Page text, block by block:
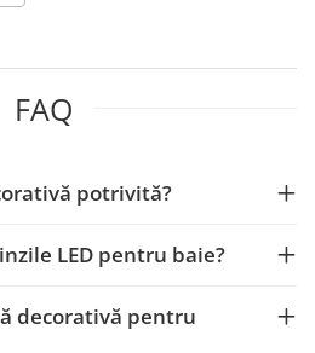
FAQ
potrivită?
LED pentru baie?
decorativă pentru